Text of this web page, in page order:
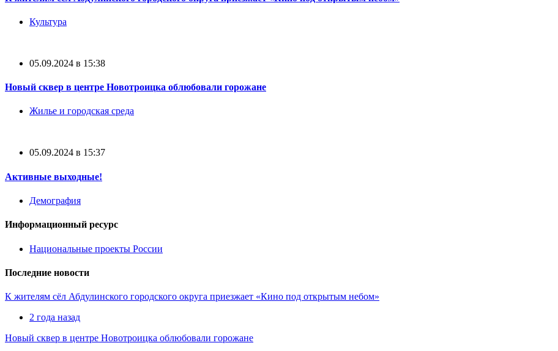
Культура
05.09.2024 в 15:38
Новый сквер в центре Новотроицка облюбовали горожане
Жилье и городская среда
05.09.2024 в 15:37
Активные выходные!
Демография
Информационный ресурс
Национальные проекты России
Последние новости
К жителям сёл Абдулинского городского округа приезжает «Кино под открытым небом»
2 года назад
Новый сквер в центре Новотроицка облюбовали горожане